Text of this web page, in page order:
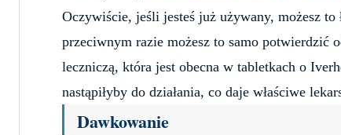
Oczywiście, jeśli jesteś już używany, możesz
przeciwnym razie możesz to samo potwierdzić
leczniczą, która jest obecna w tabletkach o
nastąpiłyby do działania, co daje właściwe
Dawkowanie